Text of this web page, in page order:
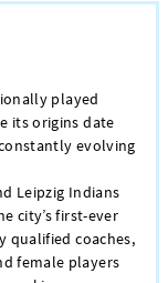
played
its origins date
evolving
Leipzig Indians
city’s first-ever
qualified coaches,
female players